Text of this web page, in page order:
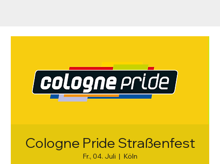
Cologne Pride Straßenfest
Fr., 04. Juli
  |
Köln